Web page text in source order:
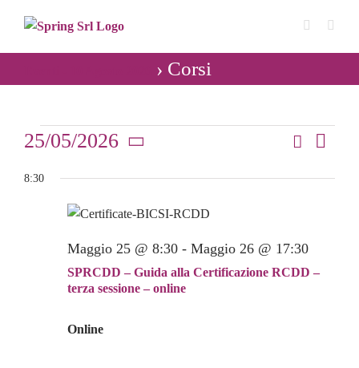
contenuto
› Corsi
Eventi
for
Maggio
2026
Eventi
Ricerca
viste
Cerca
Giorno
25/05/2026
la
8:30
SPRCDD – Guida alla Certificazione RCDD –
terza sessione – online
Maggio 25 @ 8:30 - Maggio 26 @ 17:30
Online